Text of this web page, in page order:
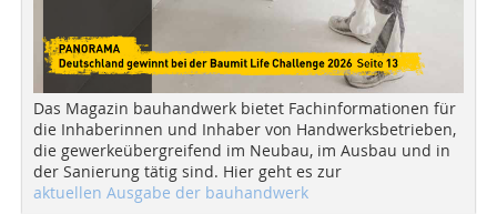
Das Magazin bauhandwerk bietet Fachinformationen für
die Inhaberinnen und Inhaber von Handwerksbetrieben,
die gewerkeübergreifend im Neubau, im Ausbau und in
der Sanierung tätig sind. Hier geht es zur
aktuellen Ausgabe der bauhandwerk